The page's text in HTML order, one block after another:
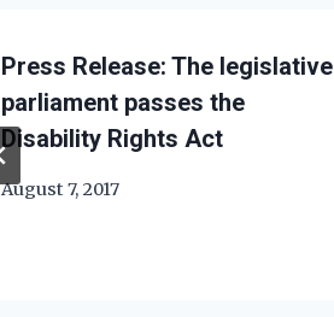
Press Release: The legislative
parliament passes the
Disability Rights Act
August 7, 2017